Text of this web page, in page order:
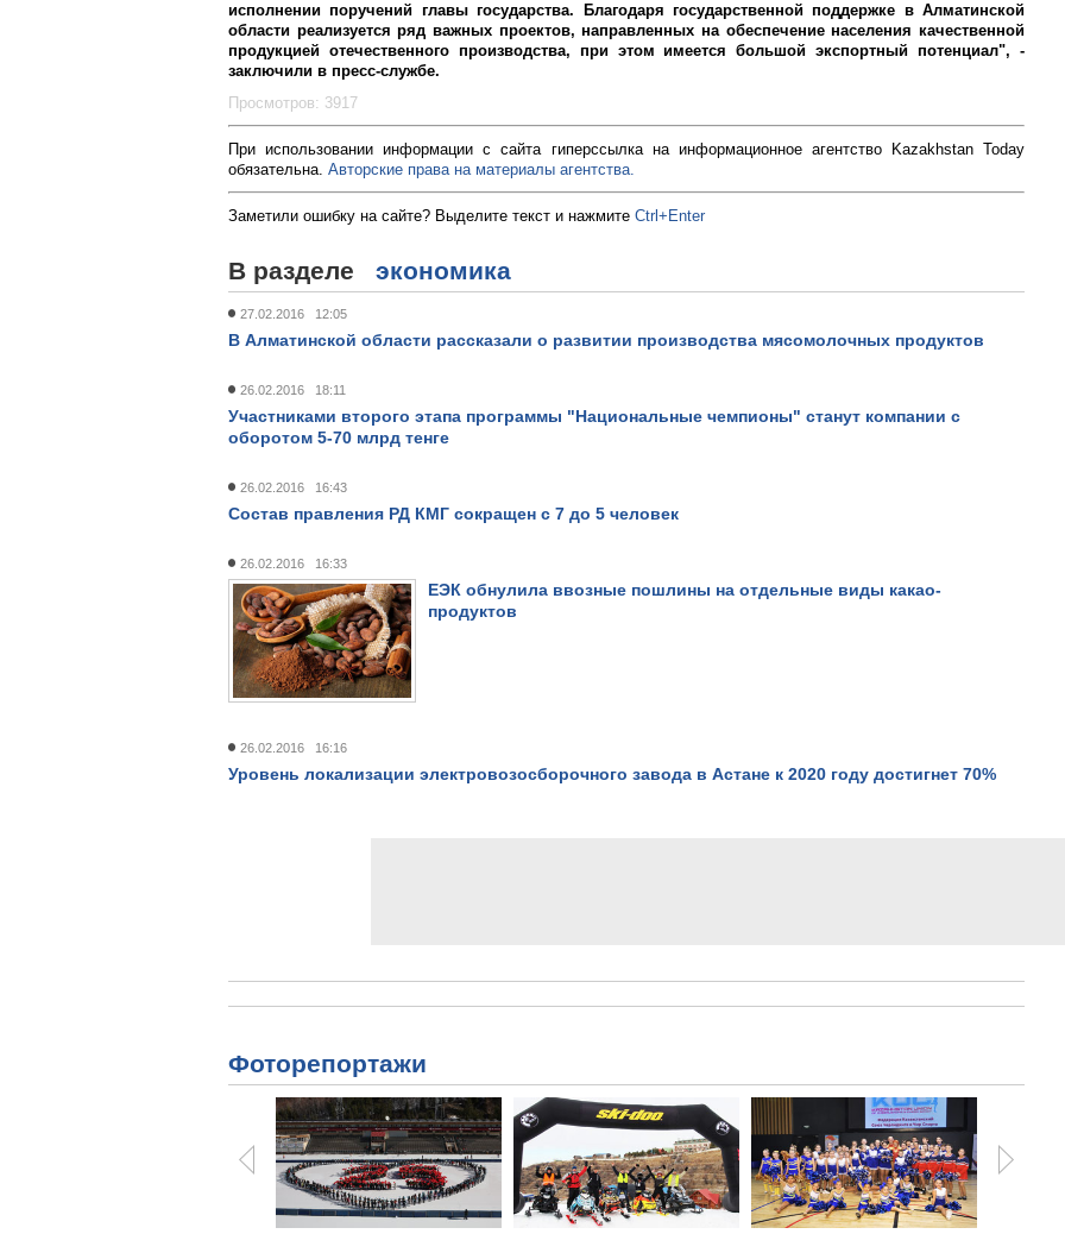
исполнении поручений главы государства. Благодаря государственной поддержке в Алматинской
области реализуется ряд важных проектов, направленных на обеспечение населения качественной
продукцией отечественного производства, при этом имеется большой экспортный потенциал", -
заключили в пресс-службе.
Просмотров: 3917
При использовании информации с сайта гиперссылка на информационное агентство Kazakhstan Today
обязательна. Авторские права на материалы агентства.
Заметили ошибку на сайте? Выделите текст и нажмите Ctrl+Enter
В разделе экономика
27.02.2016 12:05
В Алматинской области рассказали о развитии производства мясомолочных продуктов
26.02.2016 18:11
Участниками второго этапа программы "Национальные чемпионы" станут компании с
оборотом 5-70 млрд тенге
26.02.2016 16:43
Состав правления РД КМГ сокращен с 7 до 5 человек
26.02.2016 16:33
ЕЭК обнулила ввозные пошлины на отдельные виды какао-
продуктов
26.02.2016 16:16
Уровень локализации электровозосборочного завода в Астане к 2020 году достигнет 70%
Как проходят праздники,
Фоторепортажи